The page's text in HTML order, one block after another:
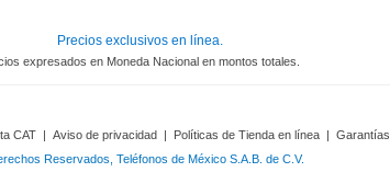
Precios exclusivos en línea.
expresados en Moneda Nacional en montos totales.
CAT | Aviso de privacidad | Políticas de Tienda en línea | Garantías
Reservados, Teléfonos de México S.A.B. de C.V.